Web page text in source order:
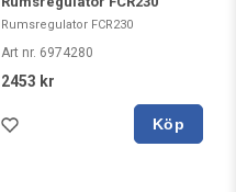
Rumsregulator FCR230
Art nr. 6974280
2453 kr
Köp